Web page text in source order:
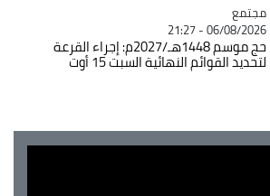
Catégorie
مجتمع
06/08/2026 - 21:27
حج موسم 1448هـ/2027م: إجراء القرعة
لتحديد القوائم النهائية السبت 15 أوت